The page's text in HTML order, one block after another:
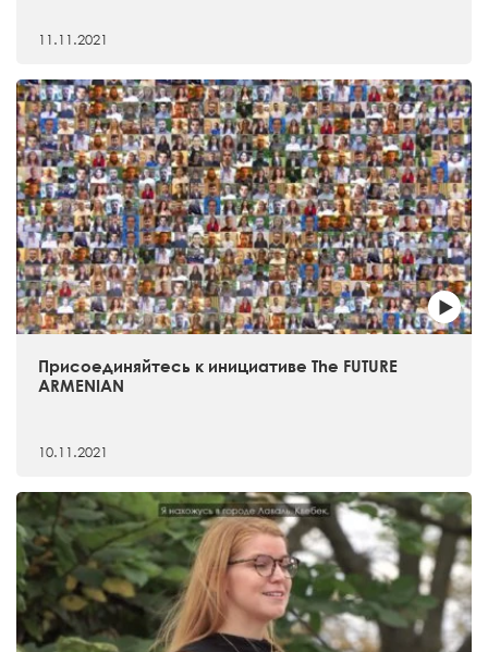
11.11.2021
Присоединяйтесь к инициативе The FUTURE
ARMENIAN
10.11.2021